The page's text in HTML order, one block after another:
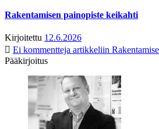
Rakentamisen painopiste keikahti
Kirjoitettu 12.6.2026
Ei kommentteja artikkeliin
Pääkirjoitus